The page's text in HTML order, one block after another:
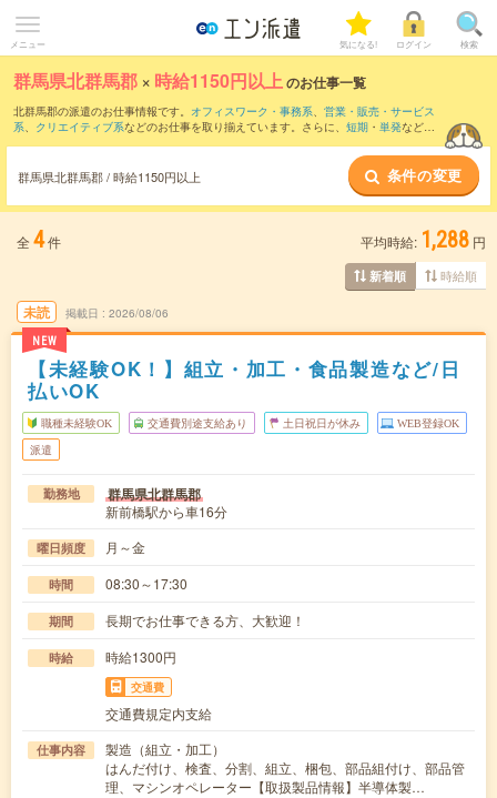
メニュー 気になる! ログイン 検索
群馬県北群馬郡 × 時給1150円以上のお仕事一覧
北群馬郡の派遣のお仕事情報です。 オフィスワーク・事務系、 営業・販売・サービス
系、 クリエイティブ系などのお仕事を取り揃えています。さらに、 短期 ・ 単発などの
群馬県北群馬郡 / 時給1150円以上 条件の変更
全 4件 平均時給: 1,288 円
新着順 時給順
未読
NEW
掲載日 2026/08/06
【未経験OK！】組立・加工・食品製造など/日
払いOK
職種未経験OK 交通費別途支給あり 土日祝日が休み WEB登録OK
派遣
勤務地 群馬県北群馬郡
新前橋駅から車16分
曜日頻度 月～金
時間 08:30～17:30
期間 長期でお仕事できる方、大歓迎！
時給 時給1300円
交通費
交通費規定内支給
仕事内容
製造（組立・加工）
はんだ付け、検査、分割、組立、梱包、部品組付け、部品管
理、マシンオペレーター【取扱製品情報】半導体製…